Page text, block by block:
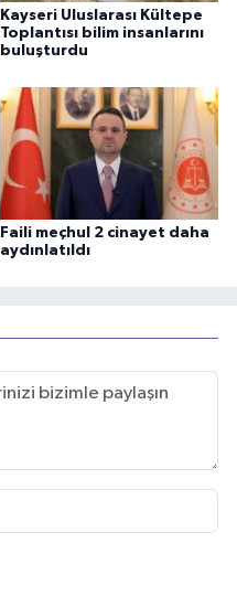
Kayseri Uluslarası Kültepe
Toplantısı bilim insanlarını
buluşturdu
Faili meçhul 2 cinayet daha
aydınlatıldı